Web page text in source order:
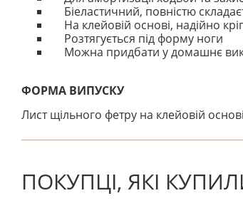
Біеластичний, повністю
На клейовій основі, надійно
Розтягується під форму ноги
Можна придбати у домашнє
ФОРМА ВИПУСКУ
Лист щільного фетру на клейовій
На даний час немає відгуків. Ви
ПОКУПЦІ, ЯКІ